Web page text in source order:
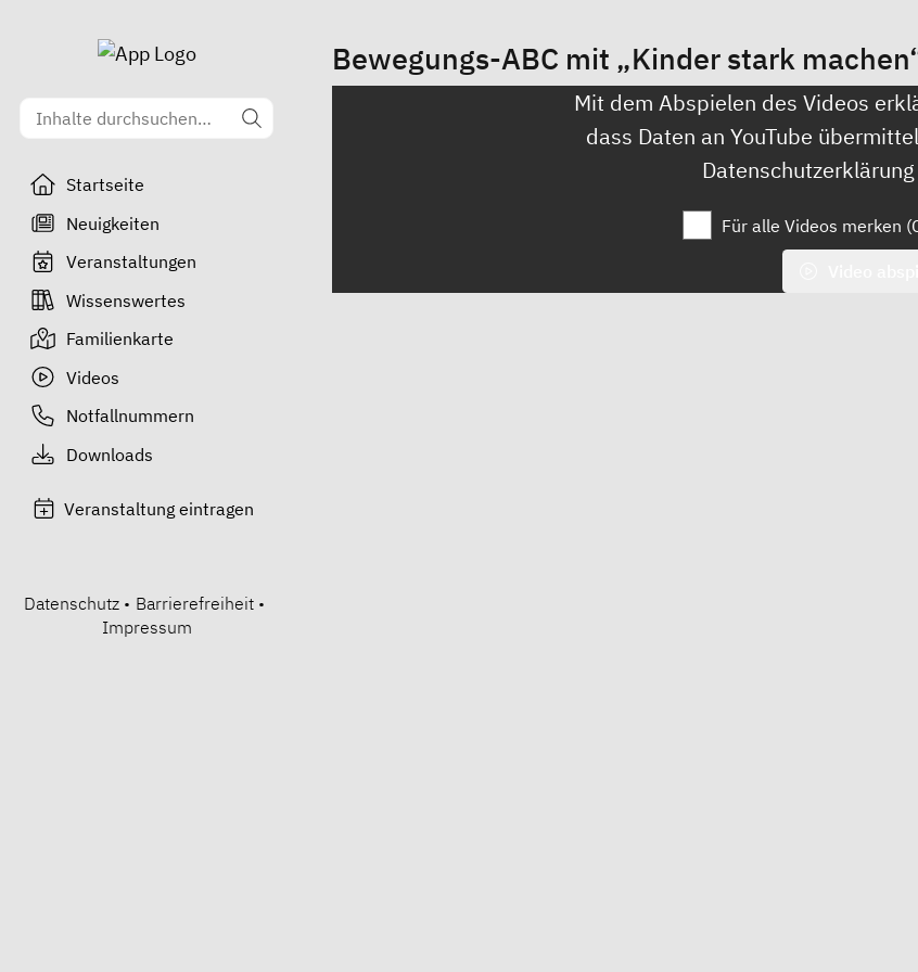
Startseite
Neuigkeiten
Veranstaltungen
Wissenswertes
Familienkarte
Videos
Notfallnummern
Downloads
Veranstaltung eintragen
Datenschutz • Barrierefreiheit •
Impressum
Bewegungs-ABC mit „Kinder stark
Mit dem Abspielen des Videos
dass Daten an YouTube
Datenschutzerklärung
Für alle Videos merken